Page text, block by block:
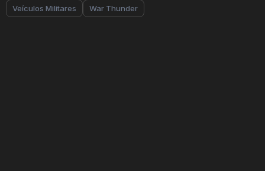
Veículos Militares
War Thunder